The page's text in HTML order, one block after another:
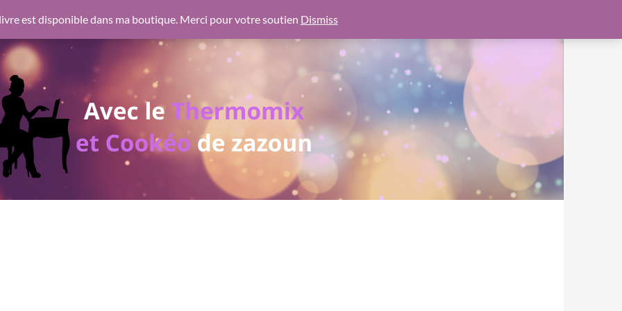
est disponible dans ma boutique. Merci pour votre soutien Dismiss